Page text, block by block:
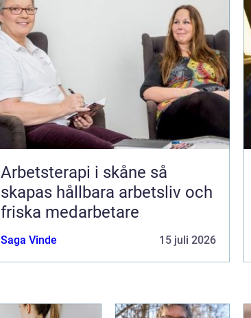
Arbetsterapi i skåne så
skapas hållbara arbetsliv och
friska medarbetare
Saga Vinde 15 juli 2026